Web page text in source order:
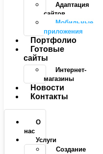
Адаптация
сайтов
Мобильные
приложения
Портфолио
Готовые
сайты
Интернет-
магазины
Новости
Контакты
О
нас
Услуги
Создание